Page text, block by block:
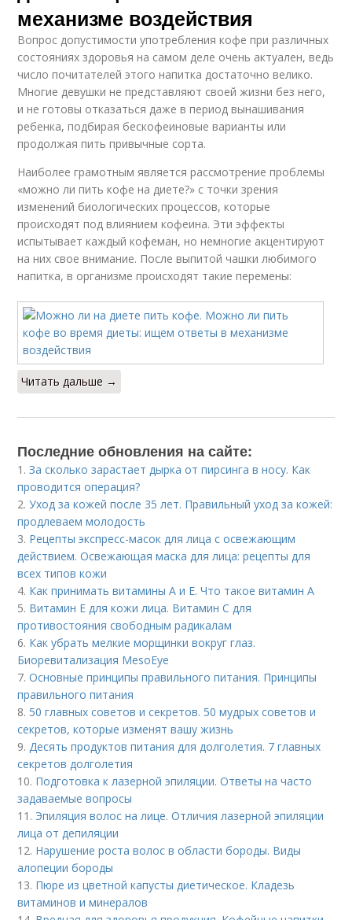
механизме воздействия
Вопрос допустимости употребления кофе при различных
состояниях здоровья на самом деле очень актуален, ведь
число почитателей этого напитка достаточно велико.
Многие девушки не представляют своей жизни без него,
и не готовы отказаться даже в период вынашивания
ребенка, подбирая бескофеиновые варианты или
продолжая пить привычные сорта.
Наиболее грамотным является рассмотрение проблемы
«можно ли пить кофе на диете?» с точки зрения
изменений биологических процессов, которые
происходят под влиянием кофеина. Эти эффекты
испытывает каждый кофеман, но немногие акцентируют
на них свое внимание. После выпитой чашки любимого
напитка, в организме происходят такие перемены:
Читать дальше →
Последние обновления на сайте:
1.За сколько зарастает дырка от пирсинга в носу. Как
проводится операция?
2.Уход за кожей после 35 лет. Правильный уход за кожей:
продлеваем молодость
3. Рецепты экспресс-масок для лица с освежающим
действием. Освежающая маска для лица: рецепты для
всех типов кожи
4. Как принимать витамины А и Е. Что такое витамин А
5. Витамин Е для кожи лица. Витамин С для
противостояния свободным радикалам
6. Как убрать мелкие морщинки вокруг глаз.
Биоревитализация MesoEye
7.Основные принципы правильного питания. Принципы
правильного питания
8. 50 главных советов и секретов. 50 мудрых советов и
секретов, которые изменят вашу жизнь
9. Десять продуктов питания для долголетия. 7 главных
секретов долголетия
10. Подготовка к лазерной эпиляции. Ответы на часто
задаваемые вопросы
11. Эпиляция волос на лице. Отличия лазерной эпиляции
лица от депиляции
12. Нарушение роста волос в области бороды. Виды
алопеции бороды
13. Пюре из цветной капусты диетическое. Кладезь
витаминов и минералов